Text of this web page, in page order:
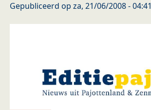
Gepubliceerd op za, 21/06/2008 - 04:41